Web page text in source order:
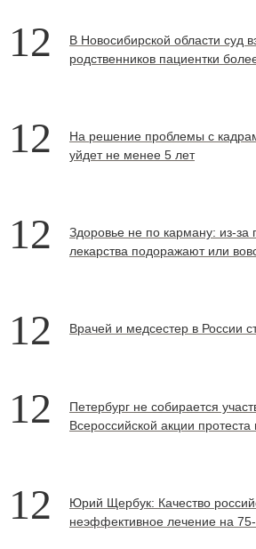
12
В Новосибирской области суд
родственников пациентки
12
На решение проблемы с
уйдет не менее 5 лет
12
Здоровье не по карману: из-за
лекарства подоражают или
12 Врачей и медсестер в России
12
Петербург не собирается
Всероссийской акции протеста
12
Юрий Щербук: Качество
неэффективное лечение на